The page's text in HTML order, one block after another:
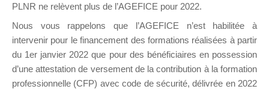
Ce groupe est destiné aux Organismes de
PLNR ne relèvent plus de l’AGEFICE pour 2022.
Nous vous rappelons que l’AGEFICE n’est habilitée à
intervenir pour le financement des formations réalisées à partir
du 1er janvier 2022 que pour des bénéficiaires en possession
d’une attestation de versement de la contribution à la formation
professionnelle (CFP) avec code de sécurité, délivrée en 2022